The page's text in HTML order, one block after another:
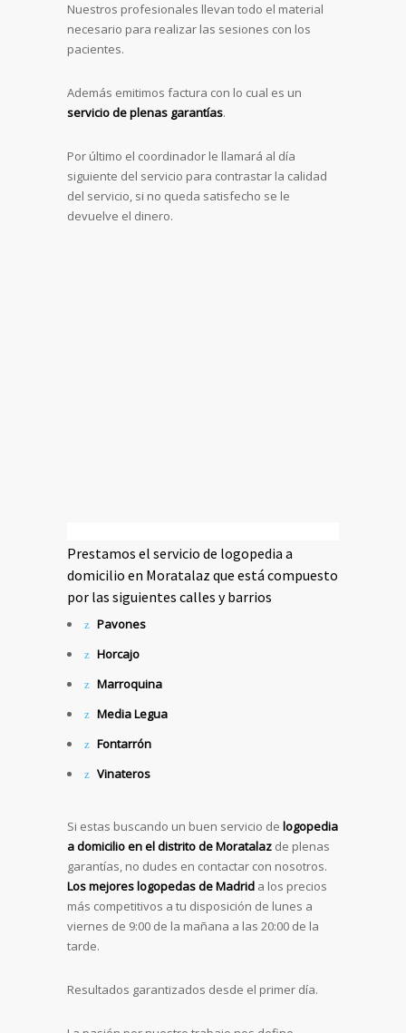
Nuestros profesionales llevan todo el material
necesario para realizar las sesiones con los
pacientes.
Además emitimos factura con lo cual es un
servicio de plenas garantías.
Por último el coordinador le llamará al día
siguiente del servicio para contrastar la calidad
del servicio, si no queda satisfecho se le
devuelve el dinero.
Prestamos el servicio de logopedia a
domicilio en Moratalaz que está compuesto
por las siguientes calles y barrios
Pavones
Horcajo
Marroquina
Media Legua
Fontarrón
Vinateros
Si estas buscando un buen servicio de logopedia
a domicilio en el distrito deMoratalaz de plenas
garantías, no dudes en contactar con nosotros.
Los mejores logopedas de Madrid a los precios
más competitivos a tu disposición de lunes a
viernes de 9:00 de la mañana a las 20:00 de la
tarde.
Resultados garantizados desde el primer día.